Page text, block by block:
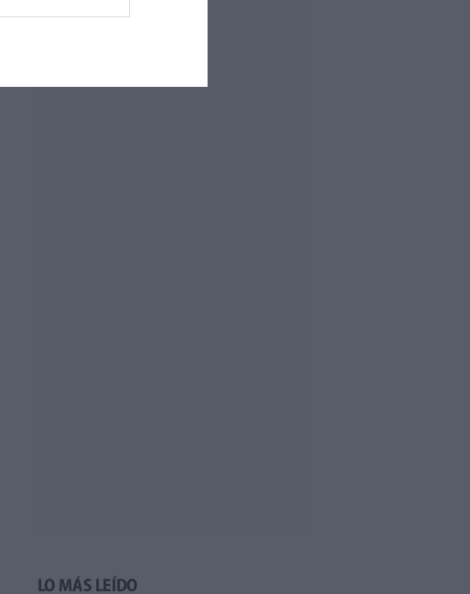
LO MÁS LEÍDO